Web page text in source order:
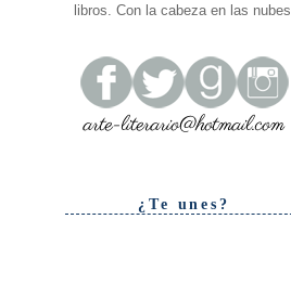
libros. Con la cabeza en las nubes.
¿Te unes?